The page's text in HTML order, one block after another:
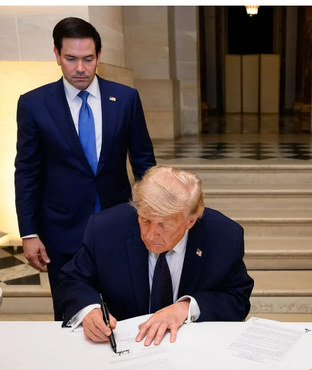
Estudios recientes de la Sociedad Española de Medicina
Interna (SEMI) también alertaron sobre el riesgo de
hospitalización entre los jóvenes vacunados y no
vacunados. A través de ese informe se identificó queun
15% de los pacientes jóvenes ingresados
desarrollaron insuficiencia o fracaso respiratorio, que
es la principal causa de muerte en los pacientes con
infección por el coronavirus. Se describió también que
había una asociación entre obesidad, apnea del sueño y el
abuso de alcohol con el desarrollo de esa grave